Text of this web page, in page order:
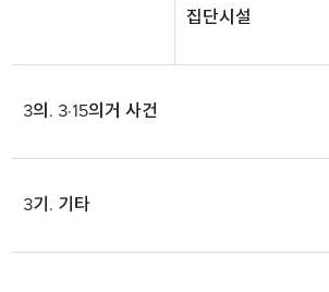
집단시설
3의. 3·15의거 사건
3기. 기타